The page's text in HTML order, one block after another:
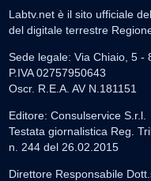
Labtv.net è il sito ufficiale
del digitale terrestre
Sede legale: Via Chiaio, 5 -
P.IVA 02757950643
Oscr. R.E.A. AV N.181151
Editore: Consulservice S.r.l.
Testata giornalistica Reg.
n. 244 del 26.02.2015
Direttore Responsabile